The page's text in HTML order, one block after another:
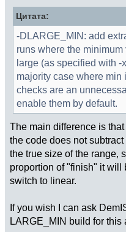
Цитата:
-DLARGE_MIN: add
runs where the
large (as specified with -
majority case where min
checks are an
enable them by default.
The main difference is
the code does not
the true size of the range,
proportion of "finish" it will
switch to linear.
If you wish I can ask
LARGE_MIN build for this